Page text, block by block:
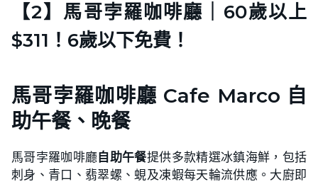
【2】馬哥孛羅咖啡廳｜60歲以上
$311！6歲以下免費！
馬哥孛羅咖啡廳 Cafe Marco 自
助午餐、晚餐
馬哥孛羅咖啡廳自助午餐提供多款精選冰鎮海鮮，包括
刺身、青口、翡翠螺、蜆及凍蝦每天輪流供應。大廚即